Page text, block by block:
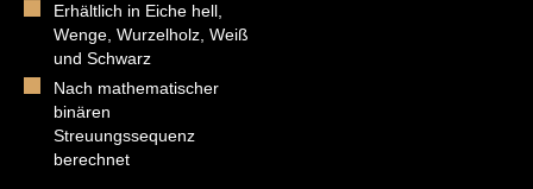
Erhältlich in Eiche hell,
Wenge, Wurzelholz, Weiß
und Schwarz
Nach mathematischer
binären
Streuungssequenz
berechnet